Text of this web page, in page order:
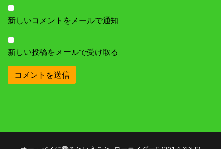
新しいコメントをメールで通知
新しい投稿をメールで受け取る